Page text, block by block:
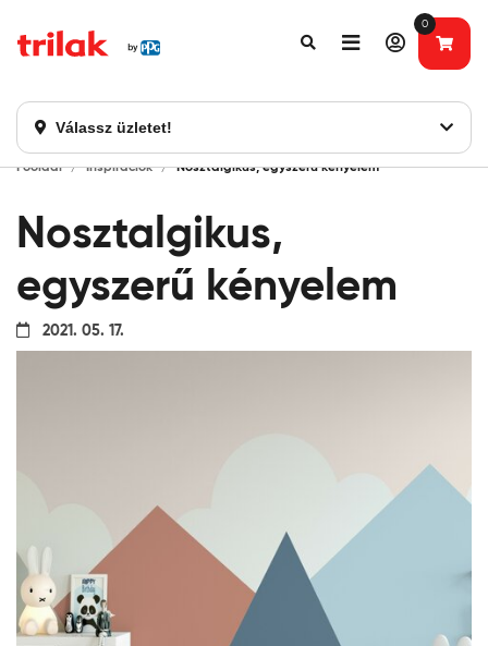
Válassz üzletet!
0
Fontos tájékoztatás!
Főoldal Inspirációk Nosztalgikus, egyszerű kényelem
Nosztalgikus,
egyszerű kényelem
2021. 05. 17.